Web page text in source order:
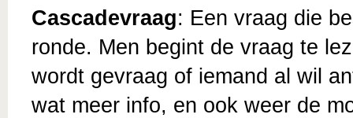
Cascadevraag: Een vraag die
ronde. Men begint de vraag te
wordt gevraag of iemand al wil
wat meer info, en ook weer de